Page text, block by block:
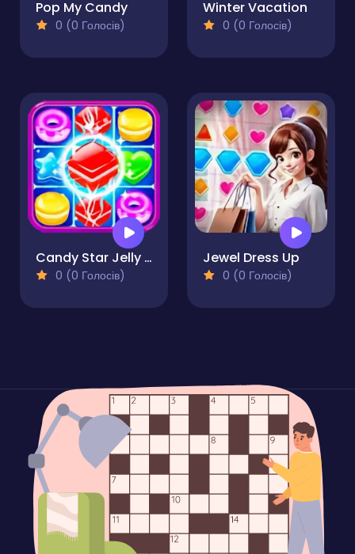
Pop My Candy
0 (0 Голосів)
Winter Vacation
0 (0 Голосів)
Candy Star Jelly Saga
0 (0 Голосів)
Jewel Dress Up
0 (0 Голосів)